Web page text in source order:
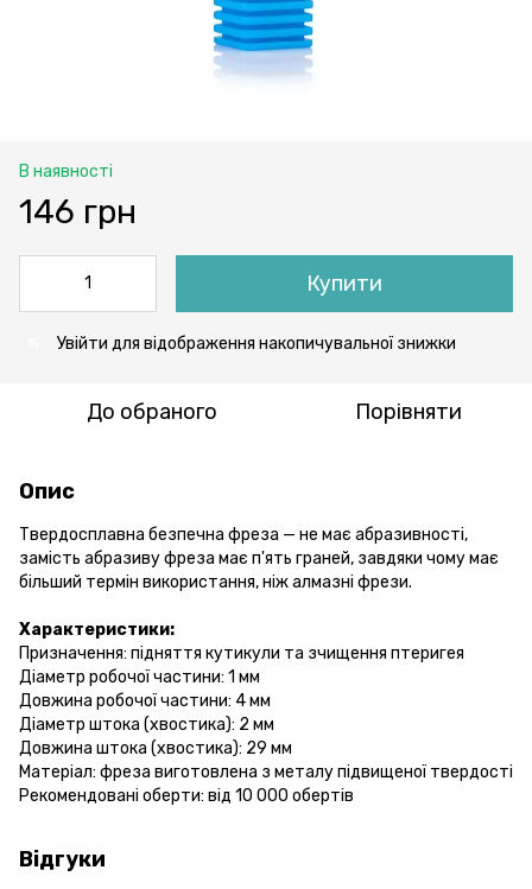
В наявності
146 грн
Купити
Увійти для відображення накопичувальної знижки
До обраного Порівняти
Опис
Твердосплавна безпечна фреза — не має абразивності,
замість абразиву фреза має п'ять граней, завдяки чому має
більший термін використання, ніж алмазні фрези.
Характеристики:
Призначення: підняття кутикули та зчищення птеригея
Діаметр робочої частини: 1 мм
Довжина робочої частини: 4 мм
Діаметр штока (хвостика): 2 мм
Довжина штока (хвостика): 29 мм
Матеріал: фреза виготовлена з металу підвищеної твердості
Рекомендовані оберти: від 10 000 обертів
Відгуки